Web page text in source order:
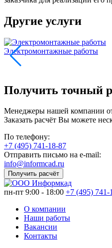
Другие услуги
Электромонтажные работы
Получить точный
Менеджеры нашей компании
Заказать расчёт Вы можете
По телефону:
+7 (495) 741-18-87
Отправить письмо на e-mail:
info@informcad.ru
Получить расчёт
пн-пт 9:00 - 18:00 +7 (495) 741-
О компании
Наши работы
Вакансии
Контакты